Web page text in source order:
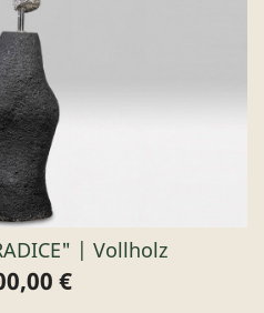
| Vollholz
€